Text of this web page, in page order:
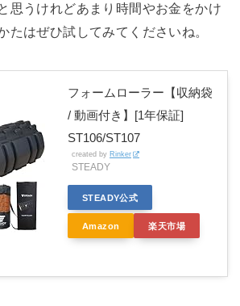
思うけれどあまり時間やお金をかけ
たはぜひ試してみてくださいね。
フォームローラー【収納袋
/ 動画付き】[1年保証]
ST106/ST107
created by Rinker
STEADY
STEADY公式
Amazon 楽天市場